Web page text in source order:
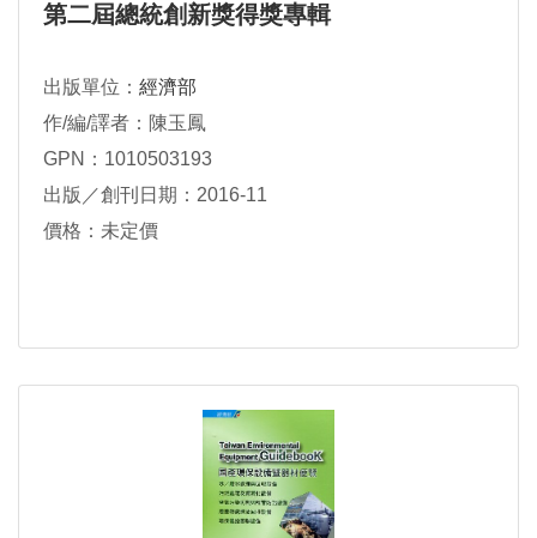
第二屆總統創新獎得獎專輯
出版單位： 經濟部
作/編/譯者：陳玉鳳
GPN：1010503193
出版／創刊日期：2016-11
價格：未定價